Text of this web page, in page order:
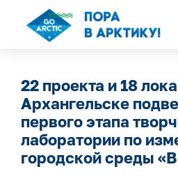
22 проекта и 18
Архангельске
первого этапа
лаборатории по
городской среды